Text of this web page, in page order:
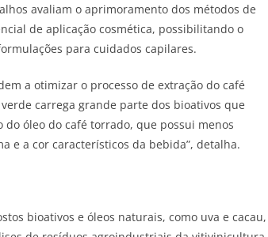
avaliam o aprimoramento dos métodos de
de aplicação cosmética, possibilitando o
para cuidados capilares.
a otimizar o processo de extração do café
carrega grande parte dos bioativos que
óleo do café torrado, que possui menos
e a cor característicos da bebida”, detalha.
bioativos e óleos naturais, como uva e cacau,